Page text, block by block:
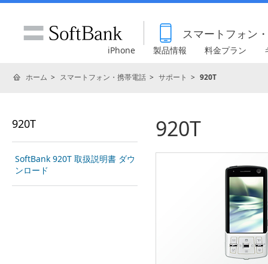
スマートフォン
iPhone 製品情報 料金プラン
ホーム スマートフォン・携帯電話 サポート 920T
920T
920T
SoftBank 920T 取扱説明書 ダウ
ンロード